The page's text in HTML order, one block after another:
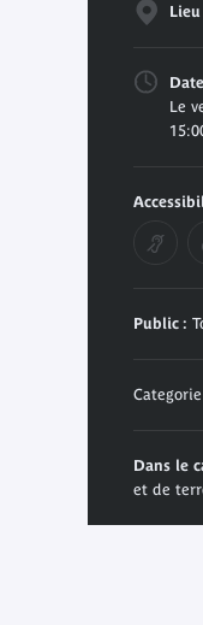
Lieu
Le
Public :
Dans le
et de